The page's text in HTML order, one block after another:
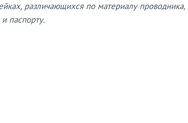
различающихся по материалу
паспорту.